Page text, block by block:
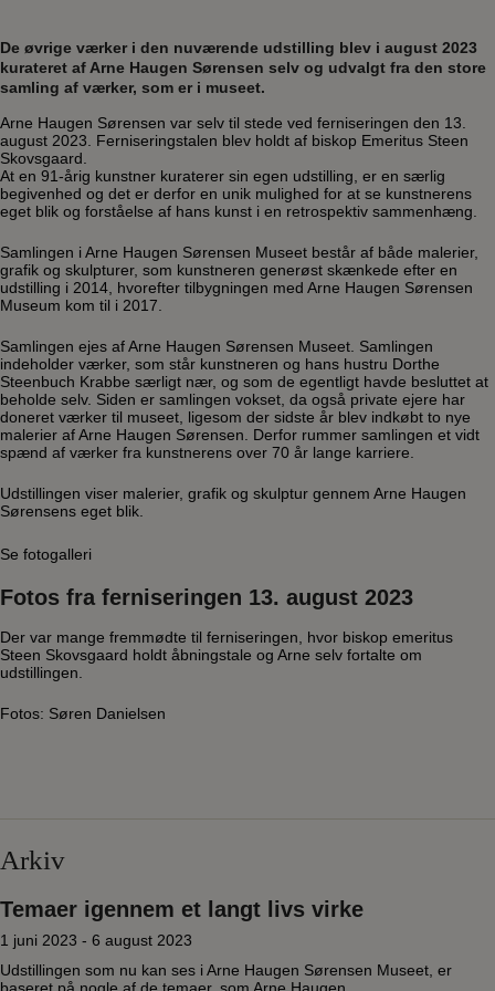
De øvrige værker i den nuværende udstilling blev i august 2023
kurateret af Arne Haugen Sørensen selv og udvalgt fra den store
samling af værker, som er i museet.
Arne Haugen Sørensen var selv til stede ved ferniseringen den 13.
august 2023. Ferniseringstalen blev holdt af biskop Emeritus Steen
Skovsgaard.
At en 91-årig kunstner kuraterer sin egen udstilling, er en særlig
begivenhed og det er derfor en unik mulighed for at se kunstnerens
eget blik og forståelse af hans kunst i en retrospektiv sammenhæng.
Samlingen i Arne Haugen Sørensen Museet består af både malerier,
grafik og skulpturer, som kunstneren generøst skænkede efter en
udstilling i 2014, hvorefter tilbygningen med Arne Haugen Sørensen
Museum kom til i 2017.
Samlingen ejes af Arne Haugen Sørensen Museet. Samlingen
indeholder værker, som står kunstneren og hans hustru Dorthe
Steenbuch Krabbe særligt nær, og som de egentligt havde besluttet at
beholde selv. Siden er samlingen vokset, da også private ejere har
doneret værker til museet, ligesom der sidste år blev indkøbt to nye
malerier af Arne Haugen Sørensen. Derfor rummer samlingen et vidt
spænd af værker fra kunstnerens over 70 år lange karriere.
Udstillingen viser malerier, grafik og skulptur gennem Arne Haugen
Sørensens eget blik.
Se fotogalleri
Fotos fra ferniseringen 13. august 2023
Der var mange fremmødte til ferniseringen, hvor biskop emeritus
Steen Skovsgaard holdt åbningstale og Arne selv fortalte om
udstillingen.
Fotos: Søren Danielsen
Arkiv
Temaer igennem et langt livs virke
1 juni 2023 - 6 august 2023
Udstillingen som nu kan ses i Arne Haugen Sørensen Museet, er
baseret på nogle af de temaer, som Arne Haugen...